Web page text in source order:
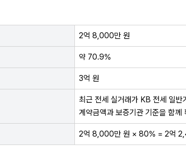
2억 8,000만 원
약 70.9%
3억 원
최근 전세 실거래가 KB 전세 일반
계약금액과 보증기관 기준을 함께
2억 8,000만 원 × 80% = 2억